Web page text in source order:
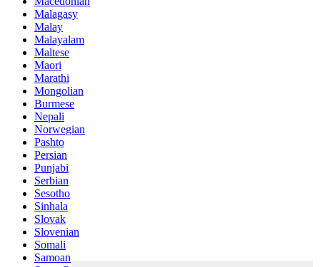
Malagasy
Malay
Malayalam
Maltese
Maori
Marathi
Mongolian
Burmese
Nepali
Norwegian
Pashto
Persian
Punjabi
Serbian
Sesotho
Sinhala
Slovak
Slovenian
Somali
Samoan